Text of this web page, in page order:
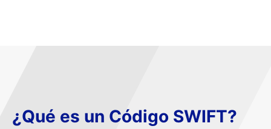
¿Qué es un Código SWIFT?